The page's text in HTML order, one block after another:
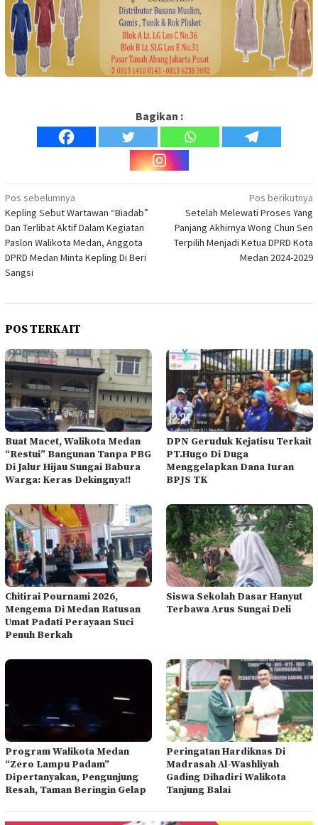
Bagikan :
Navigasi
pos
Pos sebelumnya
Kepling Sebut Wartawan “Biadab”
Dan Terlibat Aktif Dalam Kegiatan
Paslon Walikota Medan, Anggota
DPRD Medan Minta Kepling Di Beri
Sangsi
Pos berikutnya
Setelah Melewati Proses Yang
Panjang Akhirnya Wong Chun Sen
Terpilih Menjadi Ketua DPRD Kota
Medan 2024-2029
POS TERKAIT
Buat Macet, Walikota Medan
“Restui” Bangunan Tanpa PBG
Di Jalur Hijau Sungai Babura
Warga: Keras Dekingnya!!
DPN Geruduk Kejatisu Terkait
PT.Hugo Di Duga
Menggelapkan Dana Iuran
BPJS TK
Chitirai Pournami 2026,
Mengema Di Medan Ratusan
Umat Padati Perayaan Suci
Penuh Berkah
Siswa Sekolah Dasar Hanyut
Terbawa Arus Sungai Deli
Program Walikota Medan
“Zero Lampu Padam”
Dipertanyakan, Pengunjung
Resah, Taman Beringin Gelap
Peringatan Hardiknas Di
Madrasah Al-Washliyah
Gading Dihadiri Walikota
Tanjung Balai